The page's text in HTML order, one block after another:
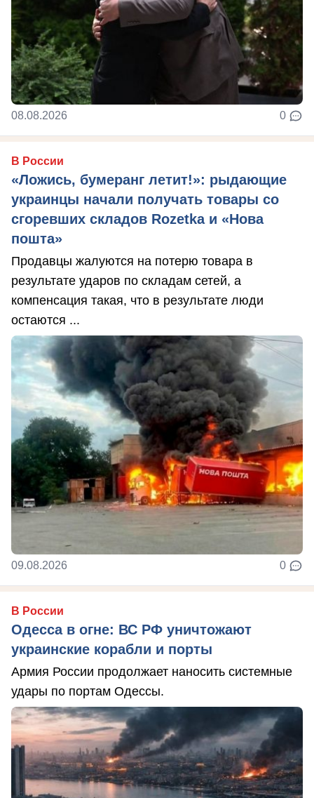
08.08.2026 0
В России
«Ложись, бумеранг летит!»: рыдающие
украинцы начали получать товары со
сгоревших складов Rozetka и «Нова
пошта»
Продавцы жалуются на потерю товара в
результате ударов по складам сетей, а
компенсация такая, что в результате люди
остаются ...
09.08.2026 0
В России
Одесса в огне: ВС РФ уничтожают
украинские корабли и порты
Армия России продолжает наносить системные
удары по портам Одессы.